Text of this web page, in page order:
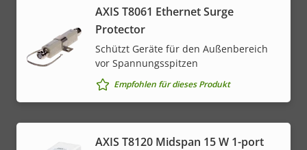
AXIS T8061 Ethernet Surge
Protector
Schützt Geräte für den Außenbereich
vor Spannungsspitzen
Empfohlen für dieses Produkt
AXIS T8120 Midspan 15 W 1-port